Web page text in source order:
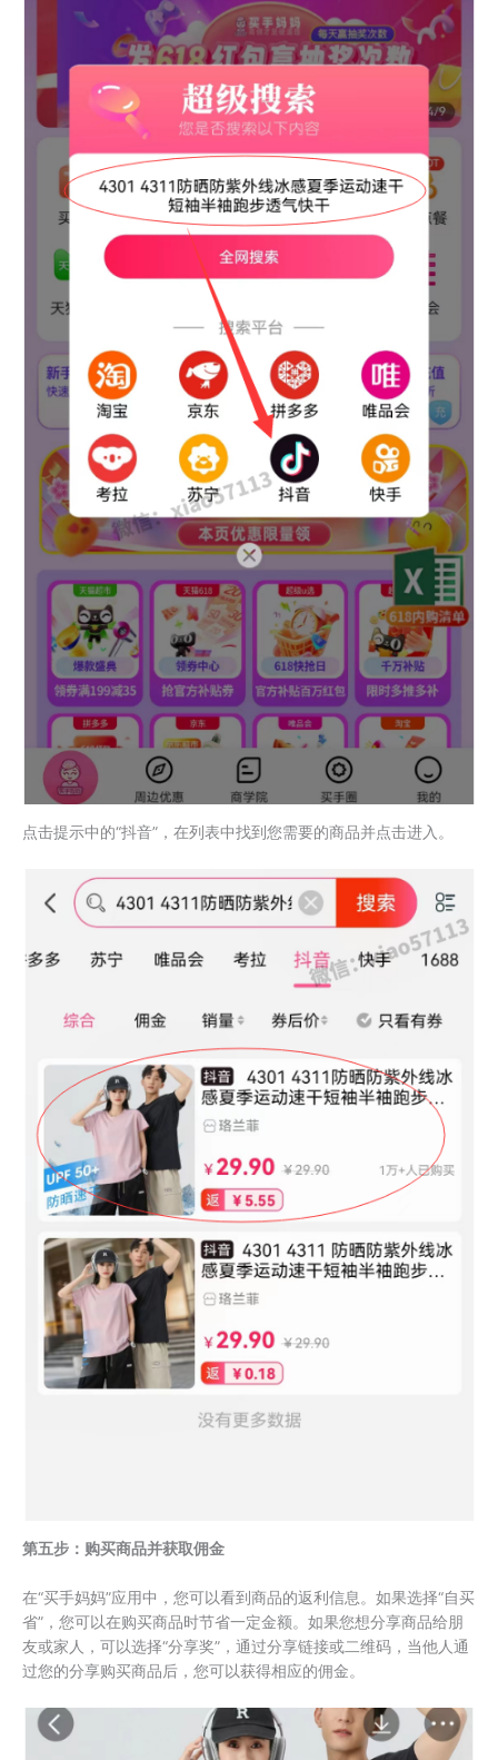
点击提示中的“抖音”，在列表中找到您需要的商品并点击进入。
第五步：购买商品并获取佣金
在“买手妈妈”应用中，您可以看到商品的返利信息。如果选择“自买
省”，您可以在购买商品时节省一定金额。如果您想分享商品给朋
友或家人，可以选择“分享奖”，通过分享链接或二维码，当他人通
过您的分享购买商品后，您可以获得相应的佣金。